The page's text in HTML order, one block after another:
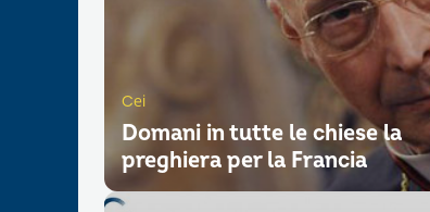
Cei
Domani in tutte le chiese la
preghiera per la Francia